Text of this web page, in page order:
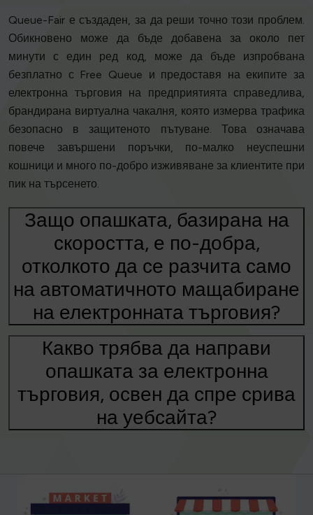
Queue-Fair е създаден, за да реши точно този проблем.
Обикновено може да бъде добавена за около пет
минути с един ред код, може да бъде изпробвана
безплатно с Free Queue и предоставя на екипите за
електронна търговия на предприятията справедлива,
брандирана виртуална чакалня, която измерва трафика
безопасно в защитеното пътуване. Това означава
повече завършени поръчки, по-малко неуспешни
кошници и много по-добро изживяване за клиентите при
пик на търсенето.
Защо опашката, базирана на
скоростта, е по-добра,
отколкото да се разчита само
на автоматичното мащабиране
на електронната търговия?
Какво трябва да направи
опашката за електронна
търговия, освен да спре срива
на уебсайта?